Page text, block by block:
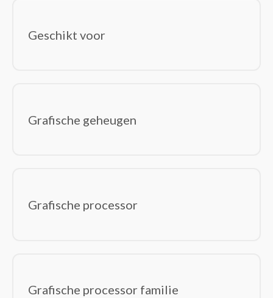
Geschikt voor
Grafische geheugen
Grafische processor
Grafische processor familie